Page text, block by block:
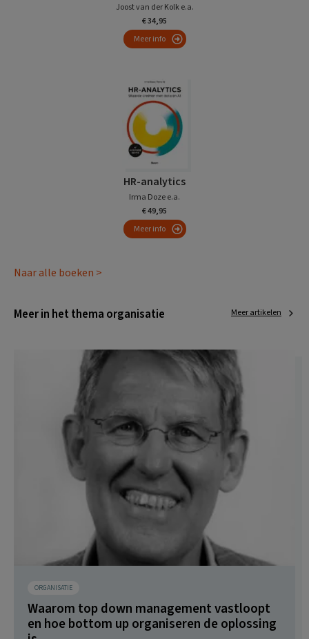
Joost van der Kolk e.a.
€ 34,95
Meer info
HR-analytics
Irma Doze e.a.
€ 49,95
Meer info
Naar alle boeken >
Meer in het thema organisatie Meer artikelen
ORGANISATIE
Waarom top down management vastloopt
en hoe bottom up organiseren de oplossing